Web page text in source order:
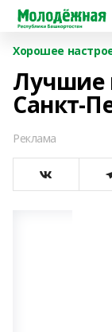
Хорошее
Лучшие
Санкт-
Реклама